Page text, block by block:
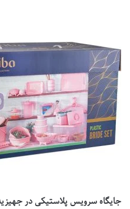
جایگاه سرویس پلاستیکی در